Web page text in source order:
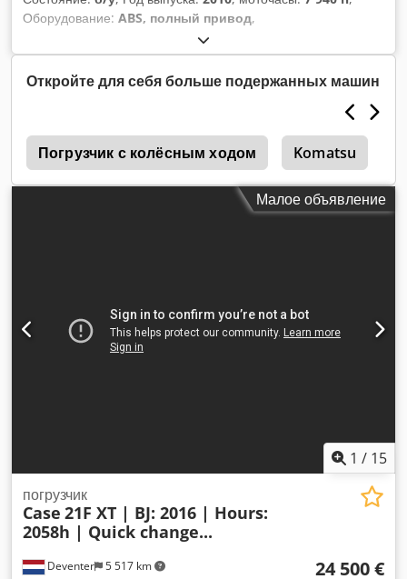
Оборудование: ABS, полный привод,
Откройте для себя больше подержанных машин
Погрузчик с колёсным ходом Komatsu
Малое объявление
1 / 15
Deventer 5 517 km
погрузчик
Case 21F XT | BJ: 2016 | Hours:
2058h | Quick change...
24 500 €